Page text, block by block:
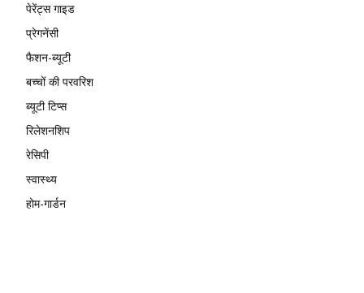
पेरेंट्स गाइड
प्रेगनेंसी
फैशन-ब्यूटी
बच्चों की परवरिश
ब्यूटी टिप्स
रिलेशनशिप
रेसिपी
स्वास्थ्य
होम-गार्डन